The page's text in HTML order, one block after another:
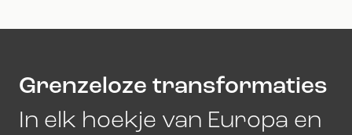
Grenzeloze transformaties
In elk hoekje van Europa en